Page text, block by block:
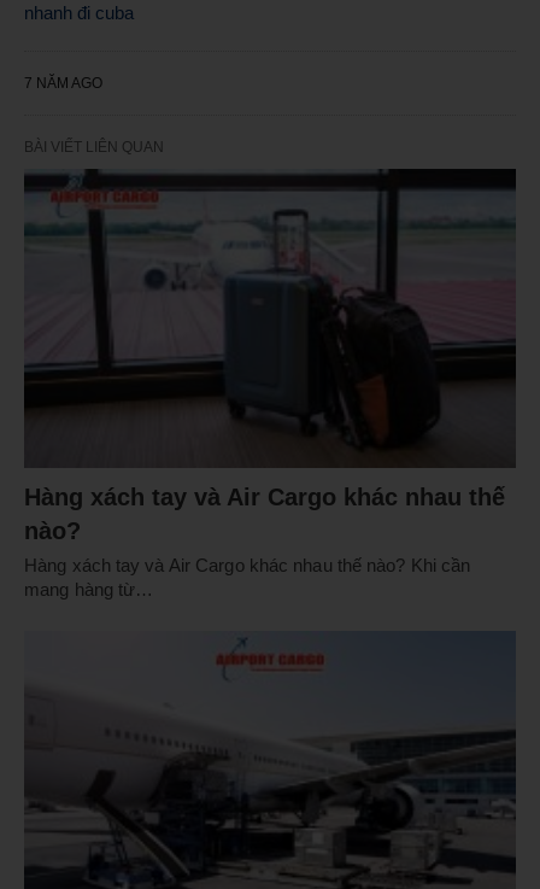
nhanh đi cuba
7 NĂM AGO
BÀI VIẾT LIÊN QUAN
Hàng xách tay và Air Cargo khác nhau thế
nào?
Hàng xách tay và Air Cargo khác nhau thế nào? Khi cần
mang hàng từ…